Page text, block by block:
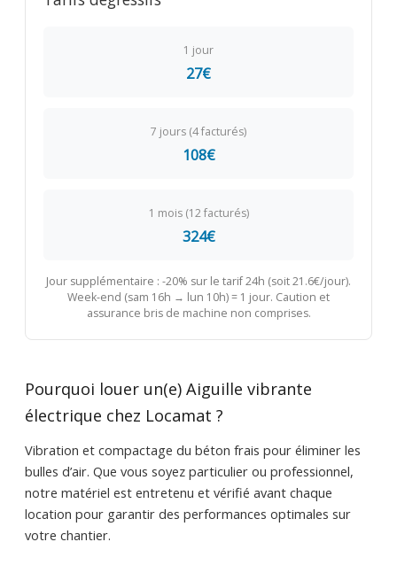
1 jour
27€
7 jours (4 facturés)
108€
1 mois (12 facturés)
324€
Jour supplémentaire : -20% sur le tarif 24h (soit 21.6€/jour).
Week-end (sam 16h → lun 10h) = 1 jour. Caution et
assurance bris de machine non comprises.
Pourquoi louer un(e) Aiguille vibrante
électrique chez Locamat ?
Vibration et compactage du béton frais pour éliminer les
bulles d’air. Que vous soyez particulier ou professionnel,
notre matériel est entretenu et vérifié avant chaque
location pour garantir des performances optimales sur
votre chantier.